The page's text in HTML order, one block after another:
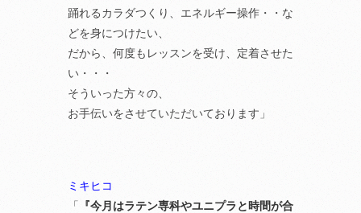
踊れるカラダつくり、エネルギー操作・・な
どを身につけたい、
だから、何度もレッスンを受け、定着させた
い・・・
そういった方々の、
お手伝いをさせていただいております」
ミキヒコ
「
『今月はラテン専科やユニプラと時間が合